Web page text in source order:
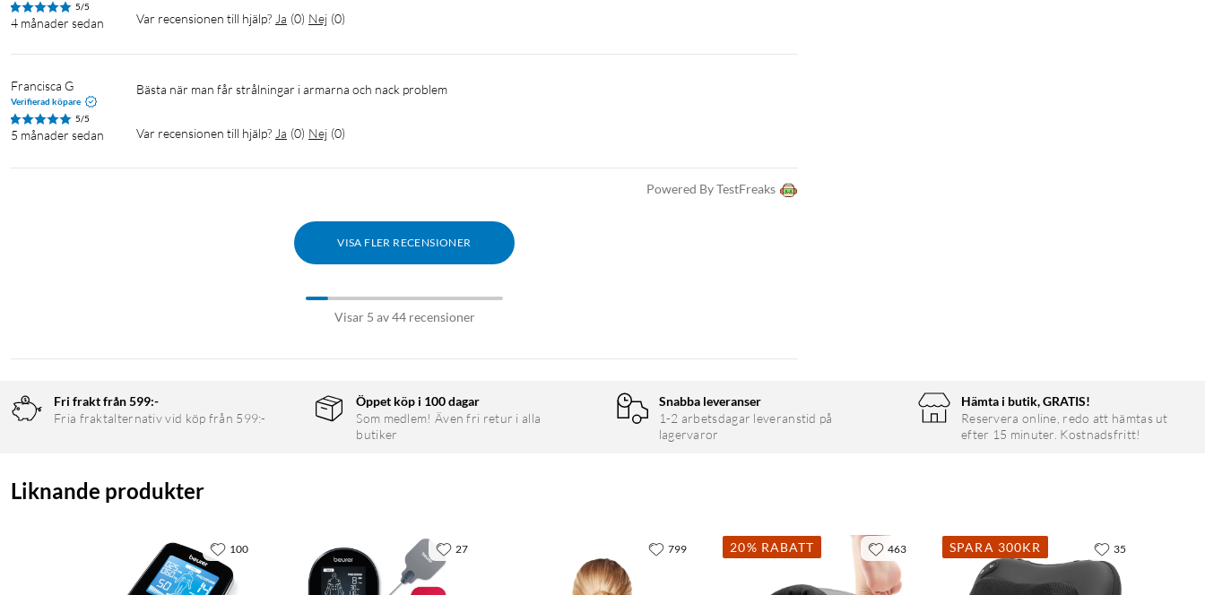
5/5
4 månader sedan Var recensionen till hjälp? Ja (0) Nej (0)
Francisca G
Verifierad köpare
5/5
5 månader sedan
Bästa när man får strålningar i armarna och nack problem
Var recensionen till hjälp? Ja (0) Nej (0)
Powered By TestFreaks
VISA FLER RECENSIONER
Visar 5 av 44 recensioner
Fri frakt från 599:-
Fria fraktalternativ vid köp från 599:-
Öppet köp i 100 dagar
Som medlem! Även fri retur i alla
butiker
Snabba leveranser
1-2 arbetsdagar leveranstid på
lagervaror
Hämta i butik, GRATIS!
Reservera online, redo att hämtas ut
efter 15 minuter. Kostnadsfritt!
Liknande produkter
100 27 799 20% RABATT 463 SPARA 300KR 35